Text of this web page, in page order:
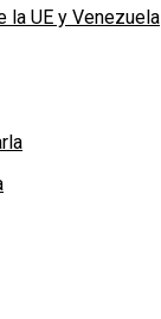
UE y Venezuela